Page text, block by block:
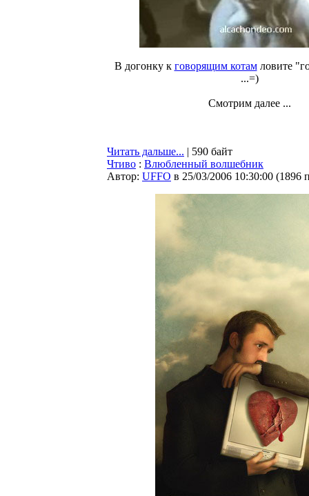
В догонку к говорящим котамловите
...=)
Смотрим далее ...
Читать дальше... | 590 байт
Чтиво : Влюбленный волшебник
Автор: UFFO в 25/03/2006 10:30:00 (1896